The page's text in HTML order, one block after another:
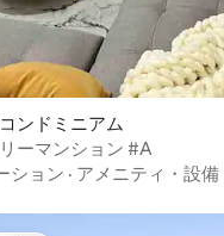
ンドミニアム
ーマンション #A
ション · アメニティ・設備